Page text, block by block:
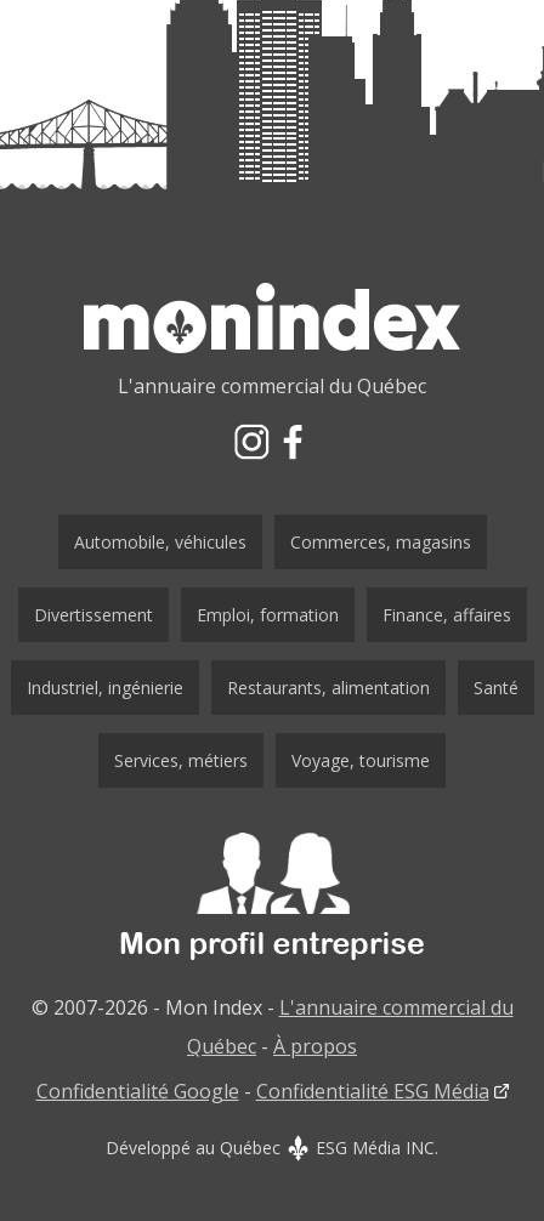
L'annuaire commercial du Québec
Automobile, véhicules Commerces, magasins
Divertissement Emploi, formation Finance, affaires
Industriel, ingénierie Restaurants, alimentation Santé
Services, métiers Voyage, tourisme
© 2007-2026 - Mon Index - L'annuaire commercial du
Québec - À propos
Confidentialité Google - Confidentialité ESG Média
Développé au Québec ESG Média INC.